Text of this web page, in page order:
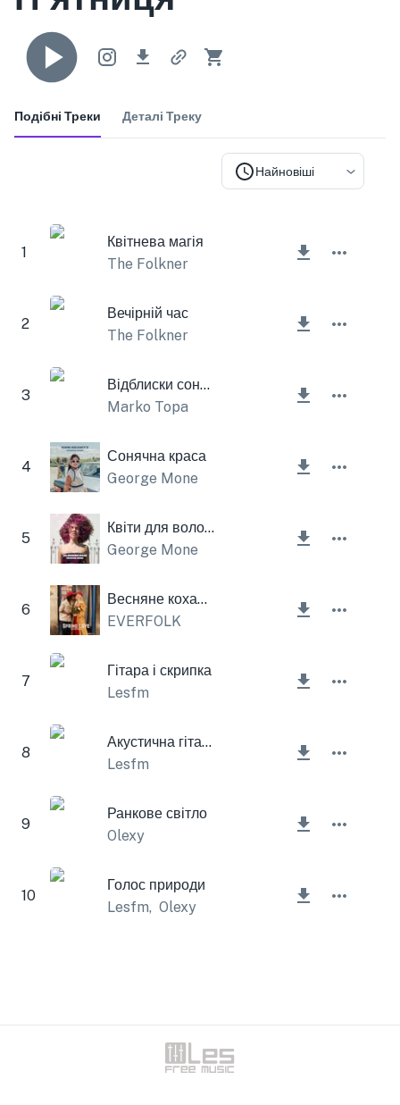
Подібні Треки Деталі Треку
Найновіші
1
Квітнева магія
The Folkner
2
Вечірній час
The Folkner
3
Відблиски сонця
Marko Topa
4
Сонячна краса
George Mone
5
Квіти для волосся
George Mone
6
Весняне кохання
EVERFOLK
7
Гітара і скрипка
Lesfm
8
Акустична гітара
Lesfm
9
Ранкове світло
Olexy
10
Голос природи
Lesfm, Olexy